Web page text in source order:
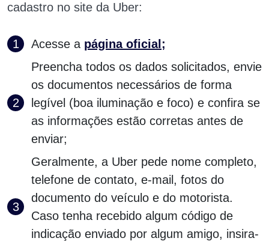
cadastro no site da Uber:
Acesse a página oficial;
Preencha todos os dados solicitados, envie
os documentos necessários de forma
legível (boa iluminação e foco) e confira se
as informações estão corretas antes de
enviar;
Geralmente, a Uber pede nome completo,
telefone de contato, e-mail, fotos do
documento do veículo e do motorista.
Caso tenha recebido algum código de
indicação enviado por algum amigo, insira-